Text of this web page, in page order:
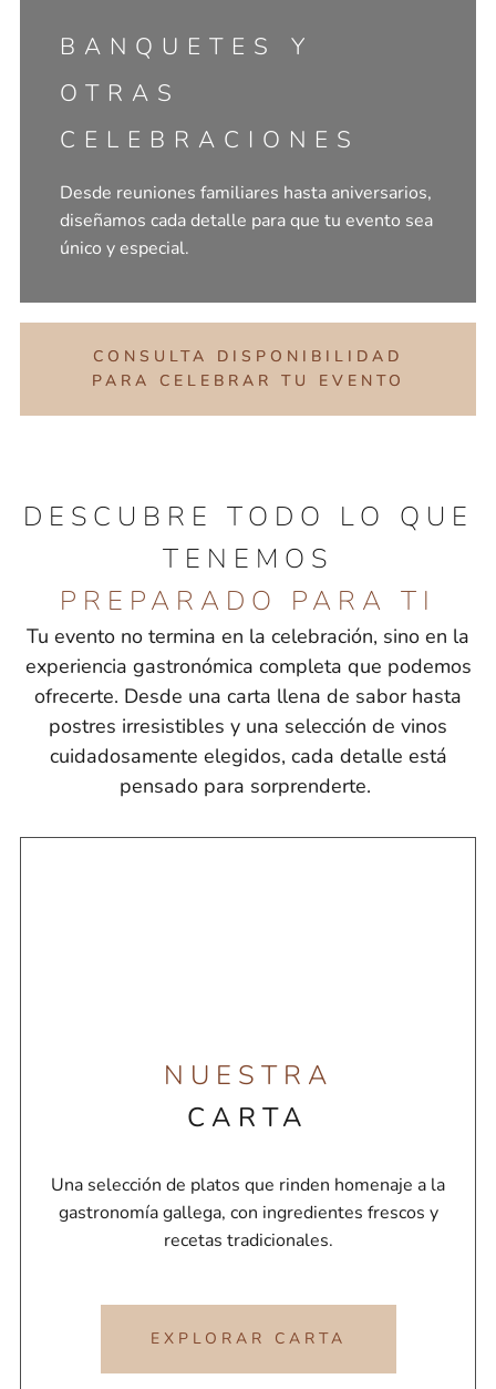
BANQUETES Y
OTRAS
CELEBRACIONES
Desde reuniones familiares hasta aniversarios,
diseñamos cada detalle para que tu evento sea
único y especial.
CONSULTA DISPONIBILIDAD
PARA CELEBRAR TU EVENTO
DESCUBRE TODO LO QUE
TENEMOS
PREPARADO PARA TI
Tu evento no termina en la celebración, sino en la
experiencia gastronómica completa que podemos
ofrecerte. Desde una carta llena de sabor hasta
postres irresistibles y una selección de vinos
cuidadosamente elegidos, cada detalle está
pensado para sorprenderte.
NUESTRA
CARTA
Una selección de platos que rinden homenaje a la
gastronomía gallega, con ingredientes frescos y
recetas tradicionales.
EXPLORAR CARTA